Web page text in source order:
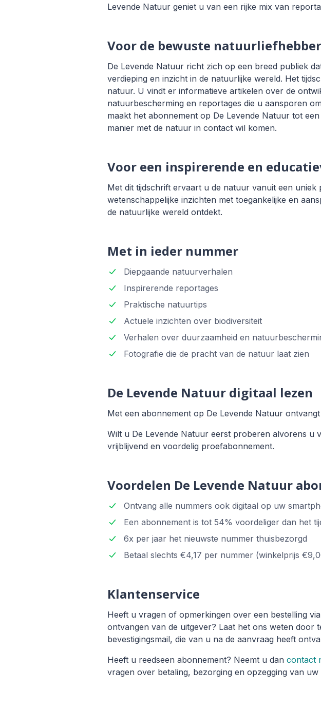
Levende Natuur geniet u van een rijke mix van
Voor de bewuste natuurliefhebber
De Levende Natuur richt zich op een breed publiek
verdieping en inzicht in de natuurlijke wereld. Het
natuur. U vindt er informatieve artikelen over de
natuurbescherming en reportages die u aansporen
maakt het abonnement op De Levende Natuur tot
manier met de natuur in contact wil komen.
Voor een inspirerende en
Met dit tijdschrift ervaart u de natuur vanuit een
wetenschappelijke inzichten met toegankelijke en
de natuurlijke wereld ontdekt.
Met in ieder nummer
Diepgaande natuurverhalen
Inspirerende reportages
Praktische natuurtips
Actuele inzichten over biodiversiteit
Verhalen over duurzaamheid en
Fotografie die de pracht van de natuur laat zien
De Levende Natuur digitaal lezen
Met een abonnement op De Levende Natuur
Wilt u De Levende Natuur eerst proberen alvorens u
vrijblijvend en voordelig proefabonnement.
Voordelen De Levende Natuur
Ontvang alle nummers ook digitaal op uw
Een abonnement is tot 54% voordeliger dan het
6x per jaar het nieuwste nummer thuisbezorgd
Betaal slechts €4,17 per nummer (winkelprijs
Klantenservice
Heeft u vragen of opmerkingen over een bestelling
ontvangen van de uitgever? Laat het ons weten door
bevestigingsmail, die van u na de aanvraag heeft
Heeft u reedseen abonnement? Neemt u dan contact
vragen over betaling, bezorging en opzegging van uw